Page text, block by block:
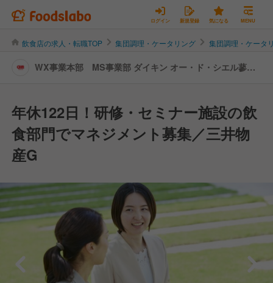
ログイン 新規登録 気になる MENU
飲食店の求人・転職TOP 集団調理・ケータリング 集団調理・ケータ
WX事業本部 MS事業部 ダイキン オー・ド・シエル蓼科
年休122日！研修・セミナー施設の飲
食部門でマネジメント募集／三井物
産G